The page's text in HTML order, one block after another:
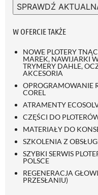
SPRAWDŹ
W OFERCIE TAKŻE
NOWE PLOTERY
MAREK, NAWIJARKI
TRYMERY DAHLE,
AKCESORIA
OPROGRAMOWANIE
COREL
ATRAMENTY
CZĘŚCI DO
MATERIAŁY DO
SZKOLENIA Z
SZYBKI SERWIS
POLSCE
REGENERACJA
PRZESŁANIU)